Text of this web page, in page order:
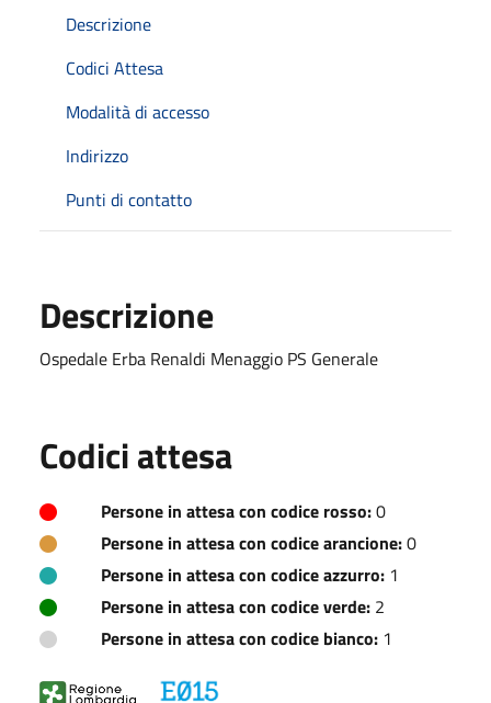
Descrizione
Codici Attesa
Modalità di accesso
Indirizzo
Punti di contatto
Descrizione
Ospedale Erba Renaldi Menaggio PS Generale
Codici attesa
Persone in attesa con codice rosso:0
Persone in attesa con codice arancione:0
Persone in attesa con codice azzurro: 1
Persone in attesa con codice verde: 2
Persone in attesa con codice bianco: 1